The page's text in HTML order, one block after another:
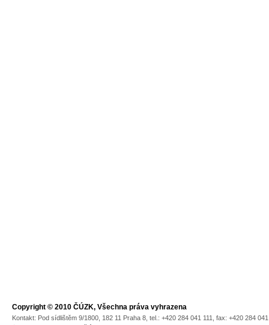
Copyright © 2010 ČÚZK, Všechna práva vyhrazena
Kontakt: Pod sídlištěm 9/1800, 182 11 Praha 8, tel.: +420 284 041 111, fax: +420 284